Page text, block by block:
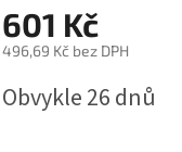
601 Kč
496,69 Kč bez DPH
cena:
Obvykle 26 dnů